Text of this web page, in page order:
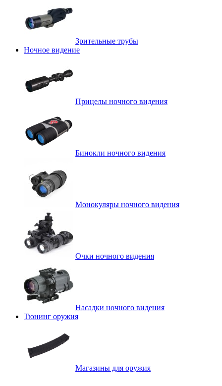
Зрительные трубы
Ночное видение
Прицелы ночного видения
Бинокли ночного видения
Монокуляры ночного видения
Очки ночного видения
Насадки ночного видения
Тюнинг оружия
Магазины для оружия